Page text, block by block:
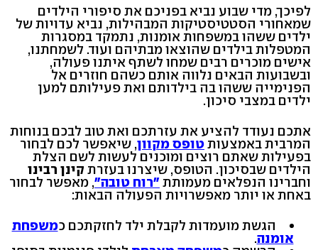
לפיכך, מדי שבוע נביא בפניכם את סיפורי הילדים
שמאחורי הסטטיסטיקות המבהילות, נביא עדויות של
ילדים ששהו במשפחות אומנות, נתמקד במסגרות
המטפלות בילדים שהוצאו מבתיהם ועוד. לשמחתנו,
אישים מוכרים רבים שמחו לשתף איתנו פעולה,
ובשבועות הבאים נלווה אותם כשהם חוזרים אל
הפנימייה ששהו בה בילדותם ואת פעילותם למען
ילדים במצבי סיכון.
אתכם נעודד להציע את עזרתכם ואת טוב לבכם בנוחות
המרבית באמצעותטופס מקוון, שיאפשר לכם לבחור
בפעילות שאתם רוצים ומוכנים לעשות לשם הצלת
הילדים שבסיכון. הטופס, שיצרנו בעזרת קינן רבינו
וחברינו הנפלאים מעמותת"רוח טובה", מאפשר לבחור
באחת או יותר מאפשרויות הפעולה הבאות:
הגשת מועמדות לקבלת ילד לחזקתכם כמשפחת
אומנה.